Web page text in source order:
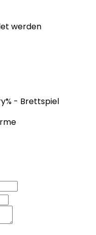
werden